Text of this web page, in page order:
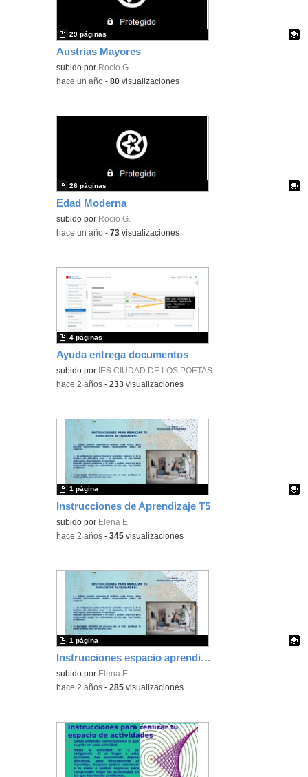
Austrias Mayores
Contenido educativo.
subido por Rocio G.
29 páginas
-hace un año -80 visualizaciones
Edad Moderna
Contenido educativo.
subido por Rocio G.
26 páginas
-hace un año -73 visualizaciones
Ayuda entrega documentos
subido por IES CIUDAD DE LOS POETAS
4 páginas
-hace 2 años -233 visualizaciones
Instrucciones de Aprendizaje T5
Contenido educativo.
subido por Elena E.
1 página
-hace 2 años -345 visualizaciones
Instrucciones espacio aprendizaje T5
Contenido educativo.
subido por Elena E.
1 página
-hace 2 años -285 visualizaciones